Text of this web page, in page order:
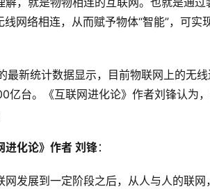
网络相连，从而赋予物体“智能”，可实
新统计数据显示，目前物联网上的无线
台。《互联网进化论》作者刘锋认为
进化论》作者 刘锋：
展到一定阶段之后，从人与人的联网